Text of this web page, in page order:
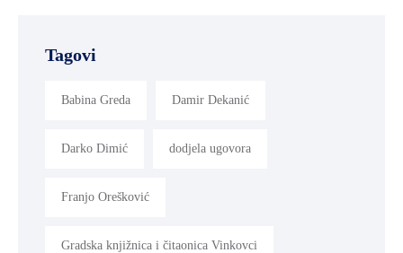
Tagovi
Babina Greda Damir Dekanić
Darko Dimić dodjela ugovora
Franjo Orešković
Gradska knjižnica i čitaonica Vinkovci